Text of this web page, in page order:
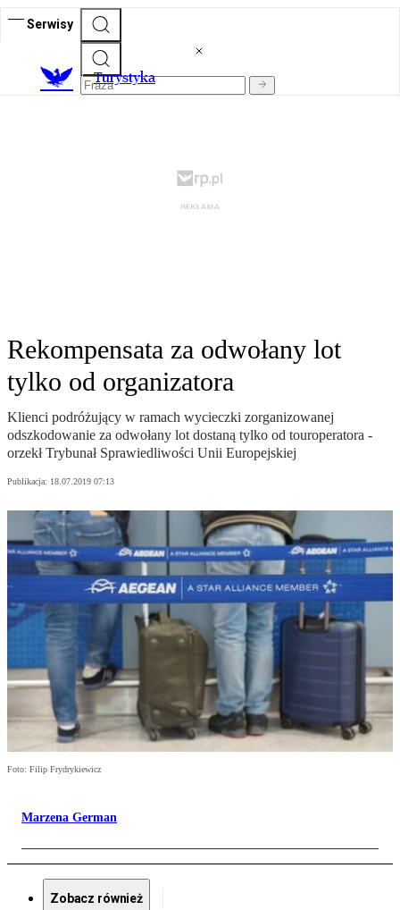
Serwisy
Turystyka
Rekompensata za odwołany lot
tylko od organizatora
Klienci podróżujący w ramach wycieczki zorganizowanej
odszkodowanie za odwołany lot dostaną tylko od touroperatora -
orzekł Trybunał Sprawiedliwości Unii Europejskiej
Publikacja: 18.07.2019 07:13
Foto: Filip Frydrykiewicz
Marzena German
Zobacz również